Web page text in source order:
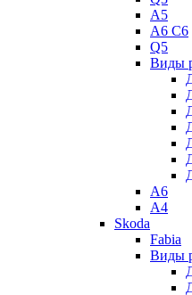
A5
A6 C6
Q5
Виды
A6
A4
Skoda
Fabia
Виды